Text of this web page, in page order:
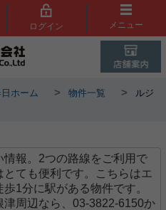
ログイン メニュー
ホーム > 物件一覧 >
ルジ
報。2つの路線をご利用で
ても便利です。こちらはエ
1分に駅がある物件です。
周辺なら、03-3822-6150か